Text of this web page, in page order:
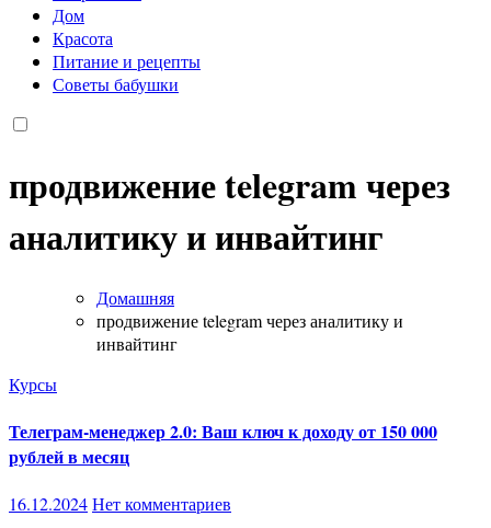
Дом
Красота
Питание и рецепты
Советы бабушки
продвижение telegram через
аналитику и инвайтинг
Домашняя
продвижение telegram через аналитику и
инвайтинг
Курсы
Телеграм-менеджер 2.0: Ваш ключ к доходу от 150 000
рублей в месяц
16.12.2024Нет комментариев